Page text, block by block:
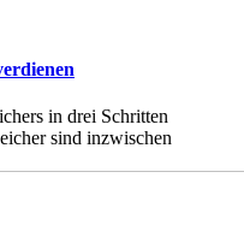
in drei Schritten
sind inzwischen